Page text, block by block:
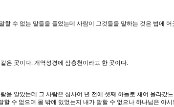
할 수 없는 말들을 들었는데 사람이 그것들을 말하는 것은 법에 어
은 곳이다. 개역성경에 삼층천이라고 한 곳이다.
을 알았는데 그 사람은 십사여 년 전에 셋째 하늘로 채여 올라갔느
할 수 없으며 몸 밖에 있었는지 내가 말할 수 없으나 하나님은 아시